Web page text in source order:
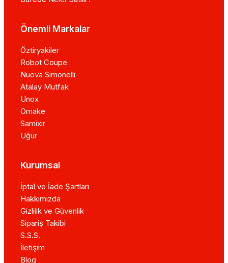
Önemli Markalar
Öztiryakiler
Robot Coupe
Nuova Simonelli
Atalay Mutfak
Unox
Omake
Samixir
Uğur
Kurumsal
İptal ve İade Şartları
Hakkımızda
Gizlilik ve Güvenlik
Sipariş Takibi
S.S.S.
İletişim
Blog